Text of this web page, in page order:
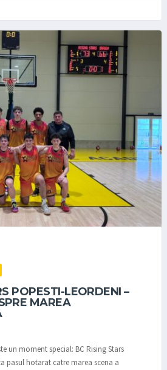
POPESTI-LEORDENI –
MAREA
un moment special: BC Rising Stars
pasul hotarat catre marea scena a